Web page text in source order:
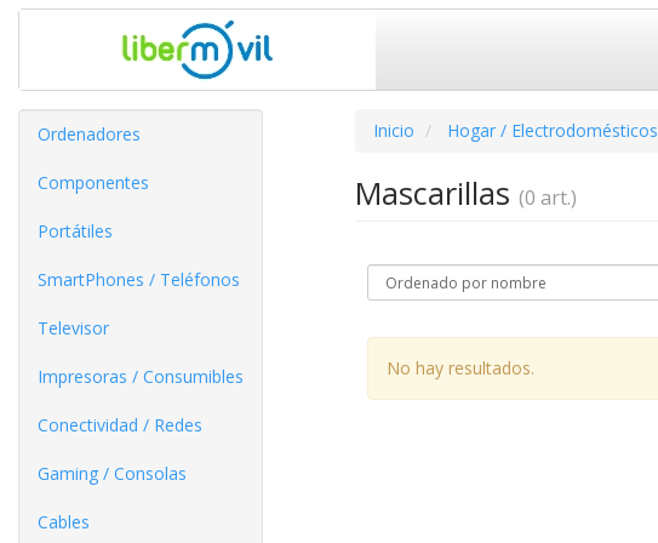
Ordenadores
Componentes
Portátiles
SmartPhones / Teléfonos
Televisor
Impresoras / Consumibles
Conectividad / Redes
Gaming / Consolas
Cables
Inicio Hogar / Electrodomésticos
Mascarillas (0 art.)
No hay resultados.